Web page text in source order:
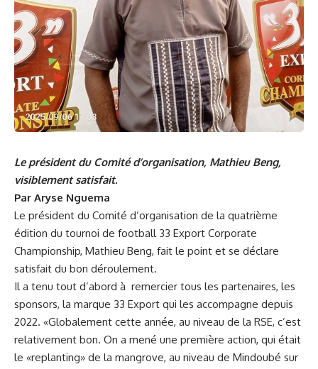
Le président du Comité d’organisation, Mathieu Beng,
visiblement satisfait.
Par Aryse Nguema
Le président du Comité d’organisation de la quatrième
édition du tournoi de football 33 Export Corporate
Championship, Mathieu Beng, fait le point et se déclare
satisfait du bon déroulement.
Il a tenu tout d’abord à remercier tous les partenaires, les
sponsors, la marque 33 Export qui les accompagne depuis
2022. «Globalement cette année, au niveau de la RSE, c’est
relativement bon. On a mené une première action, qui était
le «replanting» de la mangrove, au niveau de Mindoubé sur